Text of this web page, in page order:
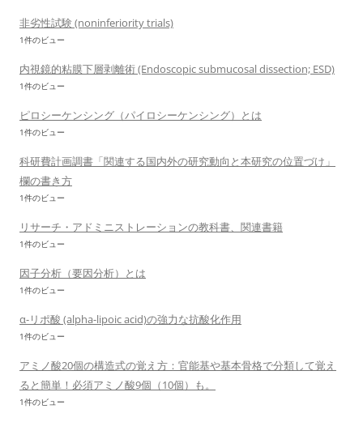
非劣性試験 (noninferiority trials)
1件のビュー
内視鏡的粘膜下層剥離術 (Endoscopic submucosal dissection; ESD)
1件のビュー
ピロシーケンシング（パイロシーケンシング）とは
1件のビュー
科研費計画調書「関連する国内外の研究動向と本研究の位置づけ」
欄の書き方
1件のビュー
リサーチ・アドミニストレーションの教科書、関連書籍
1件のビュー
因子分析（要因分析）とは
1件のビュー
α-リポ酸 (alpha-lipoic acid)の強力な抗酸化作用
1件のビュー
アミノ酸20個の構造式の覚え方：官能基や基本骨格で分類して覚え
ると簡単！必須アミノ酸9個（10個）も。
1件のビュー